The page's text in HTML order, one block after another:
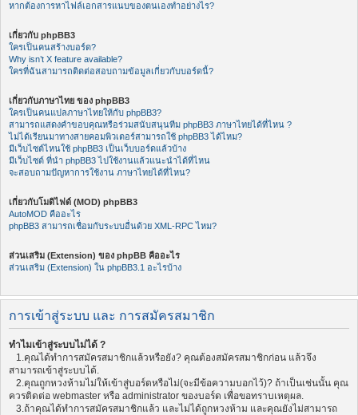
หากต้องการหาไฟล์เอกสารแนบของตนเองทำอย่างไร?
เกี่ยวกับ phpBB3
ใครเป็นคนสร้างบอร์ด?
Why isn’t X feature available?
ใครที่ฉันสามารถติดต่อสอบถามข้อมูลเกี่ยวกับบอร์ดนี้?
เกี่ยวกับภาษาไทย ของ phpBB3
ใครเป็นคนแปลภาษาไทยให้กับ phpBB3?
สามารถแสดงคำขอบคุณหรือร่วมสนับสนุนทีม phpBB3 ภาษาไทยได้ที่ไหน ?
ไม่ได้เรียนมาทางสายคอมพิวเตอร์สามารถใช้ phpBB3 ได้ไหม?
มีเว็บไซต์ไหนใช้ phpBB3 เป็นเว็บบอร์ดแล้วบ้าง
มีเว็บไซต์ ที่นำ phpBB3 ไปใช้งานแล้วแนะนำได้ที่ไหน
จะสอบถามปัญหาการใช้งาน ภาษาไทยได้ที่ไหน?
เกี่ยวกับโมดิไฟด์ (MOD) phpBB3
AutoMOD คืออะไร
phpBB3 สามารถเชื่อมกับระบบอื่นด้วย XML-RPC ไหม?
ส่วนเสริม (Extension) ของ phpBB คืออะไร
ส่วนเสริม (Extension) ใน phpBB3.1 อะไรบ้าง
การเข้าสู่ระบบ และ การสมัครสมาชิก
ทำไมเข้าสู่ระบบไม่ได้ ?
1.คุณได้ทำการสมัครสมาชิกแล้วหรือยัง? คุณต้องสมัครสมาชิกก่อน แล้วจึง
สามารถเข้าสู่ระบบได้.
2.คุณถูกหวงห้ามไม่ให้เข้าสู่บอร์ดหรือไม่(จะมีข้อความบอกไว้)? ถ้าเป็นเช่นนั้น คุณ
ควรติดต่อ webmaster หรือ administrator ของบอร์ด เพื่อขอทราบเหตุผล.
3.ถ้าคุณได้ทำการสมัครสมาชิกแล้ว และไม่ได้ถูกหวงห้าม และคุณยังไม่สามารถ